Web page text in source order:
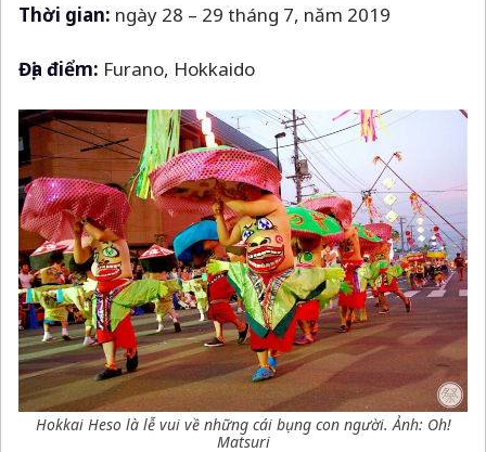
Thời gian: ngày 28 – 29 tháng 7, năm 2019
Địa điểm: Furano, Hokkaido
Hokkai Heso là lễ vui về những cái bụng con người. Ảnh: Oh!
Matsuri